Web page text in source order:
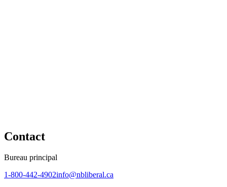
Contact
Bureau principal
1-800-442-4902info@nbliberal.ca